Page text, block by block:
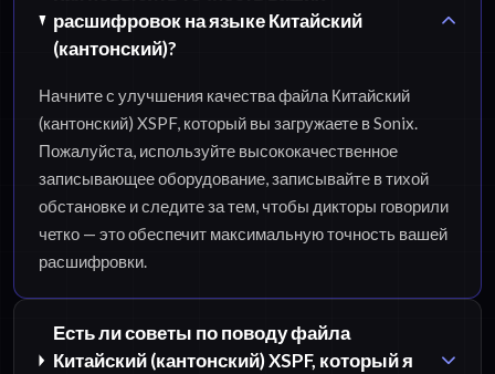
расшифровок на языке Китайский
(кантонский)?
Начните с улучшения качества файла Китайский
(кантонский) XSPF, который вы загружаете в Sonix.
Пожалуйста, используйте высококачественное
записывающее оборудование, записывайте в тихой
обстановке и следите за тем, чтобы дикторы говорили
четко — это обеспечит максимальную точность вашей
расшифровки.
Есть ли советы по поводу файла
Китайский (кантонский) XSPF, который я